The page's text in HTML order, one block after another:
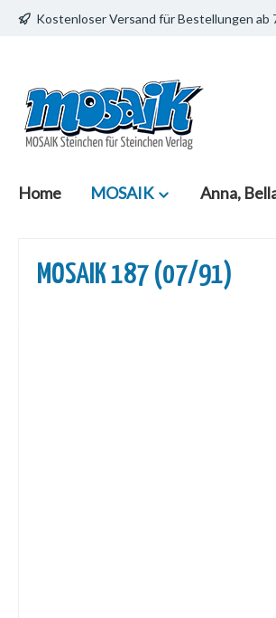
Hauptinhalt springen
Zur Suche springen
Zur Hauptnavigation springen
Kostenloser Versand für Bestellungen ab
Home MOSAIK Anna,
MOSAIK 187 (07/91)